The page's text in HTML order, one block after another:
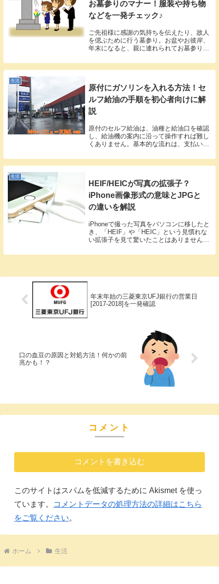
お墓参りのマナー！服装や持ち物
などを一発チェック♪
ご先祖様に感謝の気持ちを伝えたり、故人
を偲ぶために行う墓参り。お盆やお彼岸、
年末になると、親に連れられてお墓参りに
った今では、お正月やお盆に帰省したとき
には、わが子を連れて墓参りをしていま
生活
原付にガソリンを入れる方法！セ
ルフ給油の手順を初心者向けに解
説
原付のセルフ給油は、油種と給油口を確認
し、給油機の案内に沿って操作すれば難し
くありません。基本的な流れは、支払い方
てから給油し、最後にキャップや鍵を確認
するだけです。 原付へガソリンを入れる基
生活
HEIF/HEICが写真の拡張子？
iPhone画像形式の意味とJPGと
の違いを解説
iPhoneで撮った写真をパソコンに移したと
き、「HEIF」や「HEIC」という見慣れな
い拡張子を見て驚いたことはありません
変更したときに、いつものように写真をパ
年末年始の三菱東京UFJ銀行の営業日
[2017-2018]を一発確認
口の血豆の原因と対処方法！何かの前
兆かも！？
コメント
コメントを書き込む
このサイトはスパムを低減するために Akismet を使っ
ています。
コメントデータの処理方法の詳細はこちら
をご覧ください。
ホーム 生活